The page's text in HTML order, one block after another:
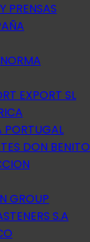
PRENSAS
EXPORT SL
PORTUGAL
DON BENITO
GROUP
S.A